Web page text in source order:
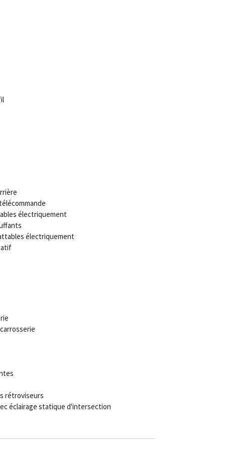
électriquement
électriquement
rétroviseurs
éclairage statique d'intersection